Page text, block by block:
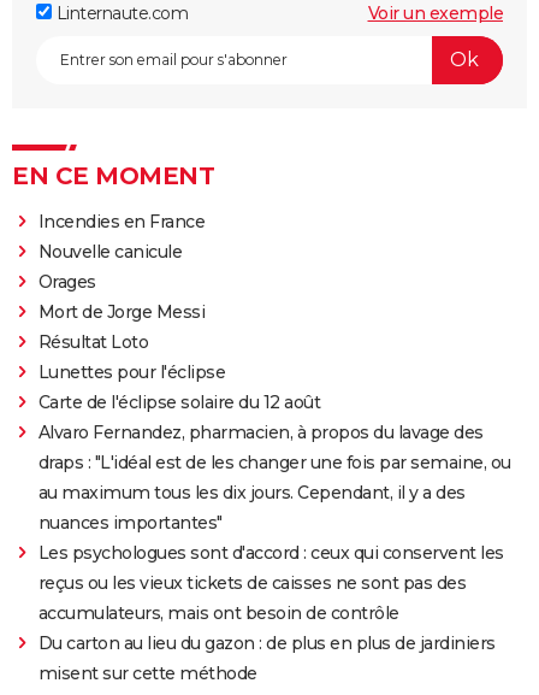
Linternaute.com Voir un exemple
EN CE MOMENT
Incendies en France
Nouvelle canicule
Orages
Mort de Jorge Messi
Résultat Loto
Lunettes pour l'éclipse
Carte de l'éclipse solaire du 12 août
Alvaro Fernandez, pharmacien, à propos du lavage des
draps : "L'idéal est de les changer une fois par semaine, ou
au maximum tous les dix jours. Cependant, il y a des
nuances importantes"
Les psychologues sont d'accord : ceux qui conservent les
reçus ou les vieux tickets de caisses ne sont pas des
accumulateurs, mais ont besoin de contrôle
Du carton au lieu du gazon : de plus en plus de jardiniers
misent sur cette méthode